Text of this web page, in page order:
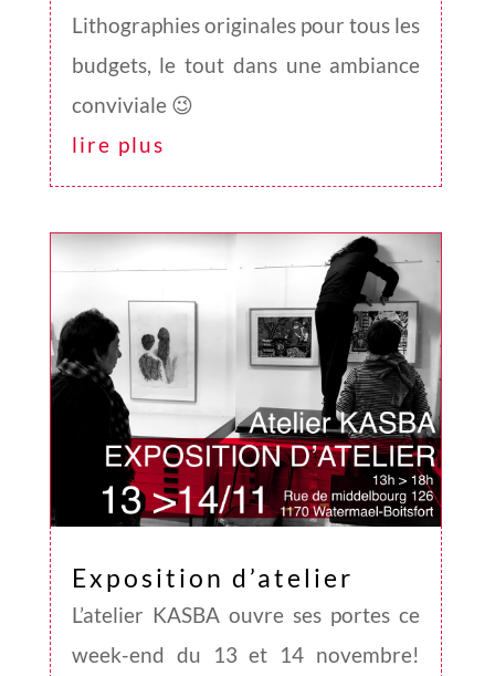
Lithographies originales pour tous les
budgets, le tout dans une ambiance
conviviale 😉
lire plus
Exposition d’atelier
L’atelier KASBA ouvre ses portes ce
week-end du 13 et 14 novembre!